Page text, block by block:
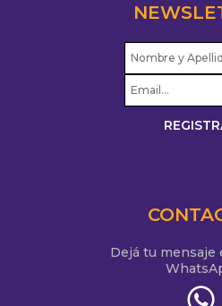
Dejá tu mensaje